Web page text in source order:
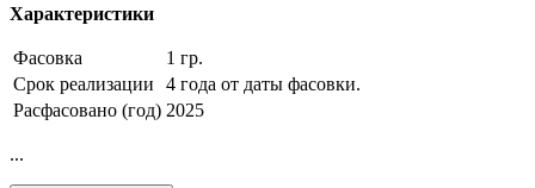
Характеристики
Фасовка
1 гр.
Срок реализации
4 года от даты фасовки.
Расфасовано (год) 2025
...